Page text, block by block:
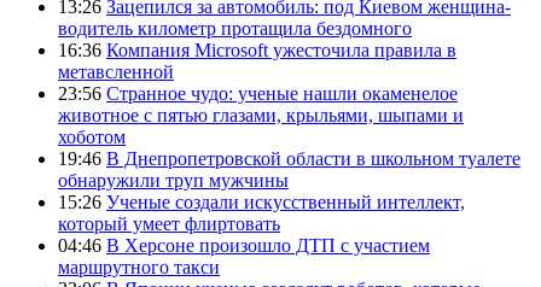
13:26 Зацепился за автомобиль: под Киевом женщина-
водитель километр протащила бездомного
16:36 Компания Microsoft ужесточила правила в
метавсленной
23:56 Странное чудо: ученые нашли окаменелое
животное с пятью глазами, крыльями, шыпами и
хоботом
19:46 В Днепропетровской области в школьном туалете
обнаружили труп мужчины
15:26 Ученые создали искусственный интеллект,
который умеет флиртовать
04:46 В Херсоне произошло ДТП с участием
маршрутного такси